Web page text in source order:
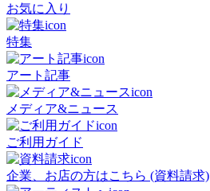
お気に入り
特集
アート記事
メディア&ニュース
ご利用ガイド
企業、お店の方はこちら (資料請求)